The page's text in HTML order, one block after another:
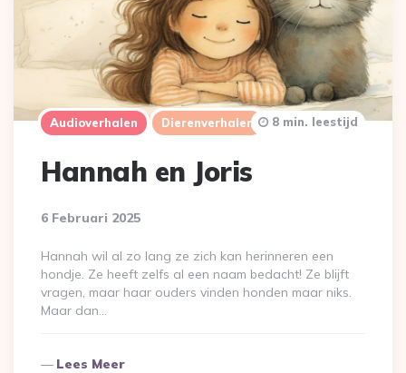
Audioverhalen Dierenverhalen
Hannah en Joris
6 Februari 2025
8 min. leestijd
Hannah wil al zo lang ze zich kan herinneren een
hondje. Ze heeft zelfs al een naam bedacht! Ze blijft
vragen, maar haar ouders vinden honden maar niks.
Maar dan…
Lees Meer